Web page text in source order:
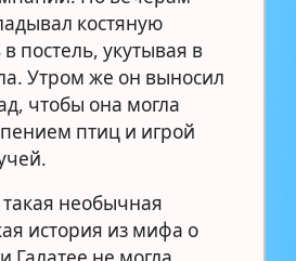
костяную
постель, укутывая в
Утром же он выносил
чтобы она могла
птиц и игрой
такая необычная
история из мифа о